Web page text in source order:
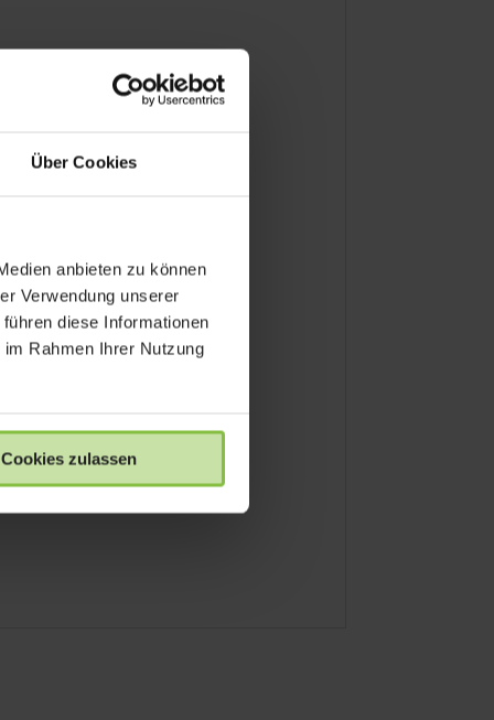
Über Cookies
anbieten zu können
Verwendung unserer
diese Informationen
Rahmen Ihrer Nutzung
Cookies zulassen